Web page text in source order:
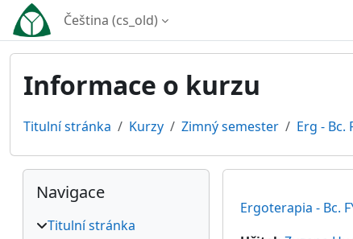
Přejít k hlavnímu obsahu
Čeština ‎(cs_old)‎
Informace o kurzu
Titulní stránka Kurzy Zimný semester Erg - Bc.
Ergoterapia - Bc.
Bloky
Přeskočit: Navigace
Navigace
Titulní stránka